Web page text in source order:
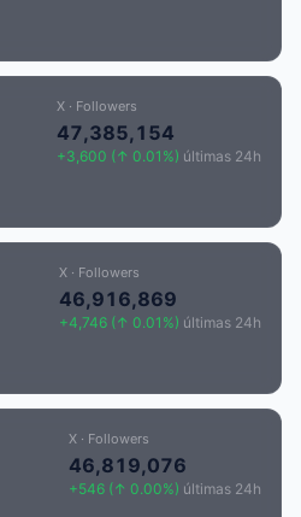
X · Followers
47,385,154
+3,600 (↑ 0.01%) últimas 24h
X · Followers
46,916,869
+4,746 (↑ 0.01%) últimas 24h
X · Followers
46,819,076
+546 (↑ 0.00%) últimas 24h